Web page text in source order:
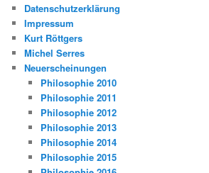
Datenschutzerklärung
Impressum
Kurt Röttgers
Michel Serres
Neuerscheinungen
Philosophie 2010
Philosophie 2011
Philosophie 2012
Philosophie 2013
Philosophie 2014
Philosophie 2015